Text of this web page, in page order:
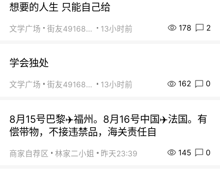
想要的人生 只能自己给
文学广场 街友49168527 13小时前 178 2
学会独处
文学广场 街友49168527 13小时前 162 0
8月15号巴黎✈️福州。8月16号中国✈️法国。有
偿带物，不接违禁品，海关责任自
商家自荐区 林家二小姐 昨天23:39 145 0